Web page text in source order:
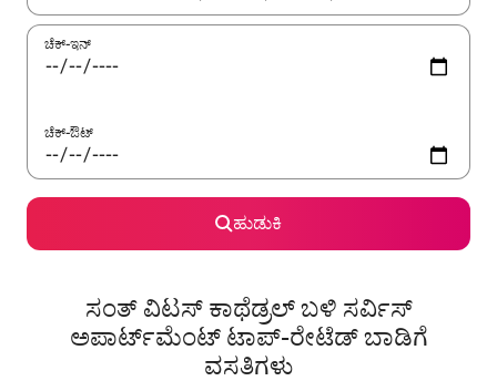
ಚೆಕ್-ಇನ್
ಚೆಕ್-ಔಟ್
ಹುಡುಕಿ
ಸಂತ್ ವಿಟಸ್ ಕಾಥೆಡ್ರಲ್ ಬಳಿ ಸರ್ವಿಸ್
ಅಪಾರ್ಟ್‌ಮೆಂಟ್ ಟಾಪ್-ರೇಟೆಡ್ ಬಾಡಿಗೆ
ವಸತಿಗಳು